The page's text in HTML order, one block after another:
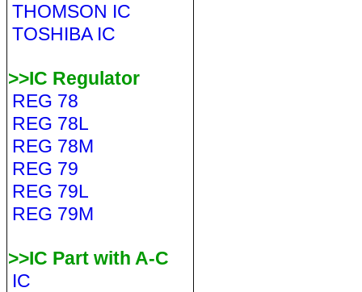
THOMSON IC
TOSHIBA IC
>>IC Regulator
REG 78
REG 78L
REG 78M
REG 79
REG 79L
REG 79M
>>IC Part with A-C
IC